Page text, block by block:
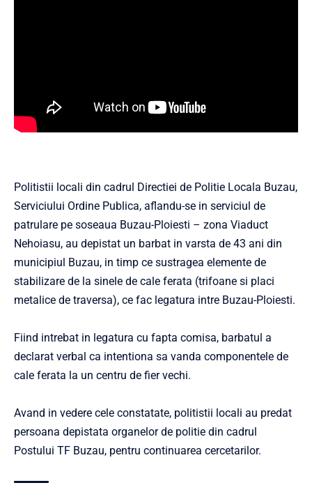
Politistii locali din cadrul Directiei de Politie Locala Buzau,
Serviciului Ordine Publica, aflandu-se in serviciul de
patrulare pe soseaua Buzau-Ploiesti – zona Viaduct
Nehoiasu, au depistat un barbat in varsta de 43 ani din
municipiul Buzau, in timp ce sustragea elemente de
stabilizare de la sinele de cale ferata (trifoane si placi
metalice de traversa), ce fac legatura intre Buzau-Ploiesti.
Fiind intrebat in legatura cu fapta comisa, barbatul a
declarat verbal ca intentiona sa vanda componentele de
cale ferata la un centru de fier vechi.
Avand in vedere cele constatate, politistii locali au predat
persoana depistata organelor de politie din cadrul
Postului TF Buzau, pentru continuarea cercetarilor.